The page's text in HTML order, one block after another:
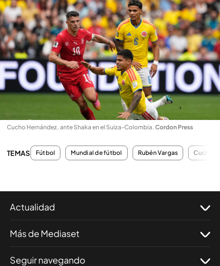
Cucho Hernández, ante Shaka en el Suiza-Colombia. Cordon Press
TEMAS Fútbol Mundial de fútbol Rubén Vargas Cucho
Actualidad
Más de Mediaset
Seguir navegando